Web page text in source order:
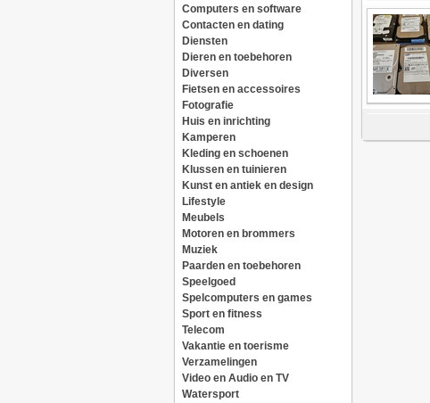
Computers en software
Contacten en dating
Diensten
Dieren en toebehoren
Diversen
Fietsen en accessoires
Fotografie
Huis en inrichting
Kamperen
Kleding en schoenen
Klussen en tuinieren
Kunst en antiek en design
Lifestyle
Meubels
Motoren en brommers
Muziek
Paarden en toebehoren
Speelgoed
Spelcomputers en games
Sport en fitness
Telecom
Vakantie en toerisme
Verzamelingen
Video en Audio en TV
Watersport